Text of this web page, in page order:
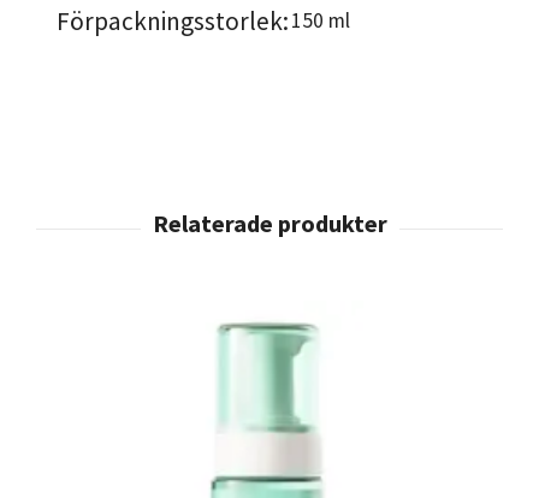
Förpackningsstorlek:150 ml